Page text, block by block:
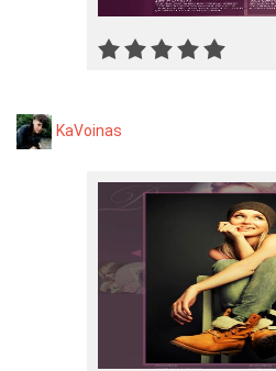
KaVoinas